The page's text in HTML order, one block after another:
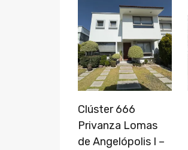
Clúster 666
Privanza Lomas
de Angelópolis I –